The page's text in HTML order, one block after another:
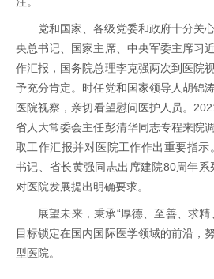
党和国家、各级党委和政府十分关
央总书记、国家主席、中央军委主席习
作汇报，国务院总理李克强两次到医院
予充分肯定。时任党和国家领导人胡锦
医院视察，亲切看望慰问医护人员。
省人大常委会主任彭清华同志专程来院
取工作汇报并对医院工作作出重要指示
书记、省长黄强同志出席建院80周年系
对医院发展提出明确要求。
展望未来，秉承“厚德、至善、求
目标锁定在国内国际医学领域的前沿，
型医院。